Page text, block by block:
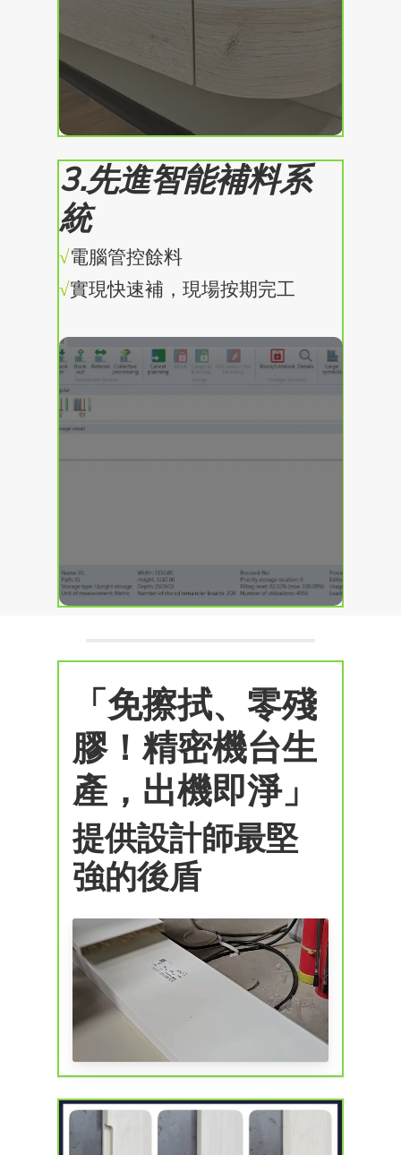
3.先進智能補料系
統
√電腦管控餘料
√實現快速補，現場按期完工
「免擦拭、零殘
膠！精密機台生
產，出機即淨」
提供設計師最堅
強的後盾